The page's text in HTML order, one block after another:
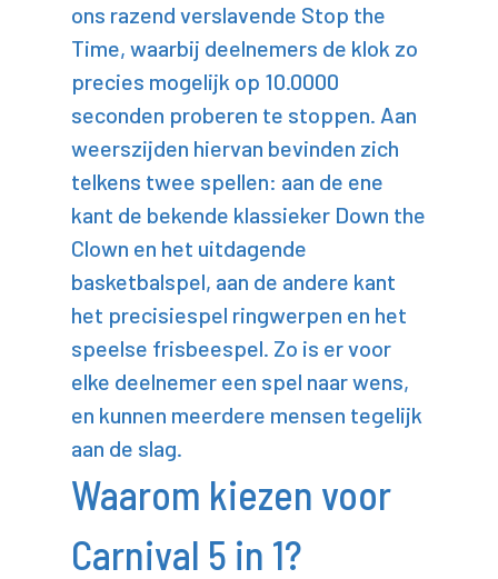
ons razend verslavende Stop the
Time, waarbij deelnemers de klok zo
precies mogelijk op 10.0000
seconden proberen te stoppen. Aan
weerszijden hiervan bevinden zich
telkens twee spellen: aan de ene
kant de bekende klassieker Down the
Clown en het uitdagende
basketbalspel, aan de andere kant
het precisiespel ringwerpen en het
speelse frisbeespel. Zo is er voor
elke deelnemer een spel naar wens,
en kunnen meerdere mensen tegelijk
aan de slag.
Waarom kiezen voor
Carnival 5 in 1?